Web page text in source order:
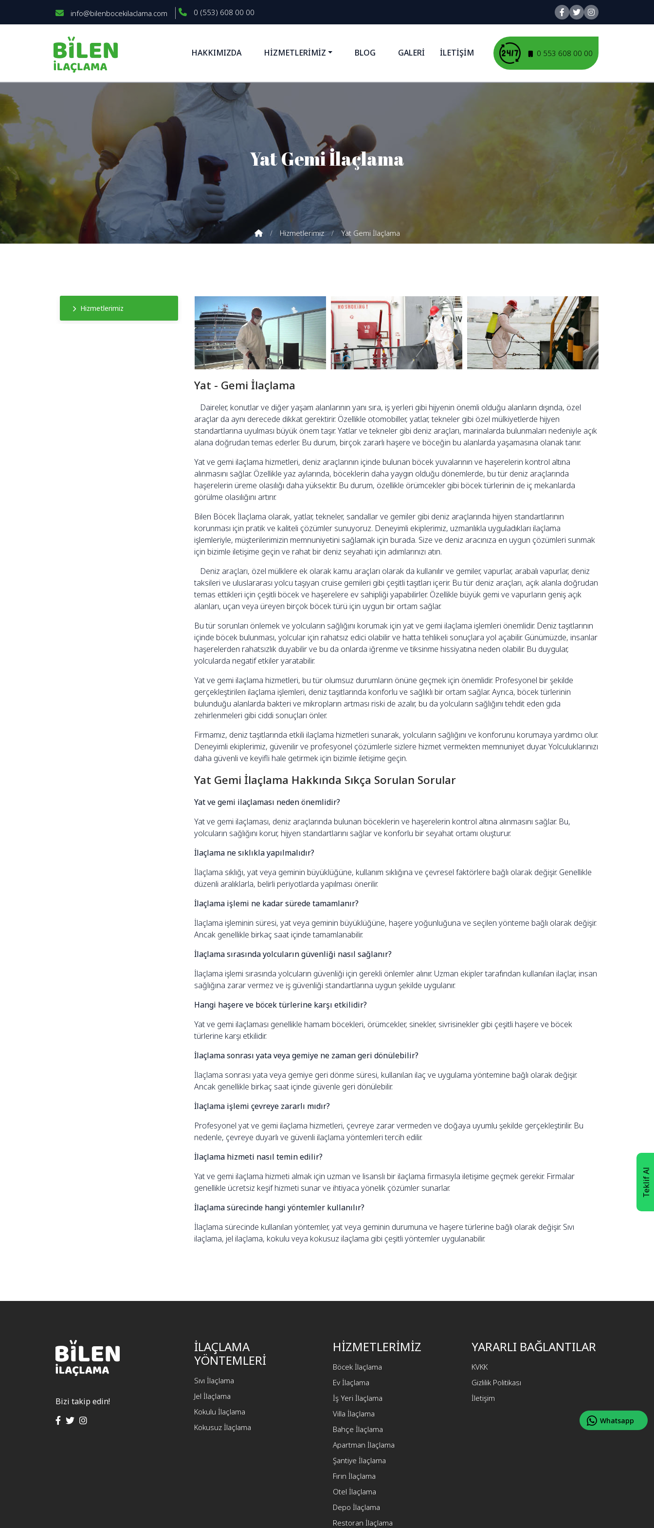
info@bilenbocekilaclama.com 0 (553) 608 00 00
HAKKIMIZDA HİZMETLERİMİZ BLOG GALERİ İLETİŞİM 0 553 608 00 00
Yat Gemi İlaçlama
Hizmetlerimiz Yat Gemi İlaçlama
Hizmetlerimiz
Yat - Gemi İlaçlama
Daireler, konutlar ve diğer yaşam alanlarının yanı sıra, iş yerleri gibi hijyenin önemli olduğu alanların dışında, özel
araçlar da aynı derecede dikkat gerektirir. Özellikle otomobiller, yatlar, tekneler gibi özel mülkiyetlerde hijyen
standartlarına uyulması büyük önem taşır. Yatlar ve tekneler gibi deniz araçları, marinalarda bulunmaları nedeniyle açık
alana doğrudan temas ederler. Bu durum, birçok zararlı haşere ve böceğin bu alanlarda yaşamasına olanak tanır.
Yat ve gemi ilaçlama hizmetleri, deniz araçlarının içinde bulunan böcek yuvalarının ve haşerelerin kontrol altına
alınmasını sağlar. Özellikle yaz aylarında, böceklerin daha yaygın olduğu dönemlerde, bu tür deniz araçlarında
haşerelerin üreme olasılığı daha yüksektir. Bu durum, özellikle örümcekler gibi böcek türlerinin de iç mekanlarda
görülme olasılığını artırır.
Bilen Böcek İlaçlama olarak, yatlar, tekneler, sandallar ve gemiler gibi deniz araçlarında hijyen standartlarının
korunması için pratik ve kaliteli çözümler sunuyoruz. Deneyimli ekiplerimiz, uzmanlıkla uyguladıkları ilaçlama
işlemleriyle, müşterilerimizin memnuniyetini sağlamak için burada. Size ve deniz aracınıza en uygun çözümleri sunmak
için bizimle iletişime geçin ve rahat bir deniz seyahati için adımlarınızı atın.
Deniz araçları, özel mülklere ek olarak kamu araçları olarak da kullanılır ve gemiler, vapurlar, arabalı vapurlar, deniz
taksileri ve uluslararası yolcu taşıyan cruise gemileri gibi çeşitli taşıtları içerir. Bu tür deniz araçları, açık alanla doğrudan
temas ettikleri için çeşitli böcek ve haşerelere ev sahipliği yapabilirler. Özellikle büyük gemi ve vapurların geniş açık
alanları, uçan veya üreyen birçok böcek türü için uygun bir ortam sağlar.
Bu tür sorunları önlemek ve yolcuların sağlığını korumak için yat ve gemi ilaçlama işlemleri önemlidir. Deniz taşıtlarının
içinde böcek bulunması, yolcular için rahatsız edici olabilir ve hatta tehlikeli sonuçlara yol açabilir. Günümüzde, insanlar
haşerelerden rahatsızlık duyabilir ve bu da onlarda iğrenme ve tiksinme hissiyatına neden olabilir. Bu duygular,
yolcularda negatif etkiler yaratabilir.
Yat ve gemi ilaçlama hizmetleri, bu tür olumsuz durumların önüne geçmek için önemlidir. Profesyonel bir şekilde
gerçekleştirilen ilaçlama işlemleri, deniz taşıtlarında konforlu ve sağlıklı bir ortam sağlar. Ayrıca, böcek türlerinin
bulunduğu alanlarda bakteri ve mikropların artması riski de azalır, bu da yolcuların sağlığını tehdit eden gıda
zehirlenmeleri gibi ciddi sonuçları önler.
Firmamız, deniz taşıtlarında etkili ilaçlama hizmetleri sunarak, yolcuların sağlığını ve konforunu korumaya yardımcı olur.
Deneyimli ekiplerimiz, güvenilir ve profesyonel çözümlerle sizlere hizmet vermekten memnuniyet duyar. Yolculuklarınızı
daha güvenli ve keyifli hale getirmek için bizimle iletişime geçin.
Yat Gemi İlaçlama Hakkında Sıkça Sorulan Sorular
Yat ve gemi ilaçlaması neden önemlidir?
Yat ve gemi ilaçlaması, deniz araçlarında bulunan böceklerin ve haşerelerin kontrol altına alınmasını sağlar. Bu,
yolcuların sağlığını korur, hijyen standartlarını sağlar ve konforlu bir seyahat ortamı oluşturur.
İlaçlama ne sıklıkla yapılmalıdır?
İlaçlama sıklığı, yat veya geminin büyüklüğüne, kullanım sıklığına ve çevresel faktörlere bağlı olarak değişir. Genellikle
düzenli aralıklarla, belirli periyotlarda yapılması önerilir.
İlaçlama işlemi ne kadar sürede tamamlanır?
İlaçlama işleminin süresi, yat veya geminin büyüklüğüne, haşere yoğunluğuna ve seçilen yönteme bağlı olarak değişir.
Ancak genellikle birkaç saat içinde tamamlanabilir.
İlaçlama sırasında yolcuların güvenliği nasıl sağlanır?
İlaçlama işlemi sırasında yolcuların güvenliği için gerekli önlemler alınır. Uzman ekipler tarafından kullanılan ilaçlar, insan
sağlığına zarar vermez ve iş güvenliği standartlarına uygun şekilde uygulanır.
Hangi haşere ve böcek türlerine karşı etkilidir?
Yat ve gemi ilaçlaması genellikle hamam böcekleri, örümcekler, sinekler, sivrisinekler gibi çeşitli haşere ve böcek
türlerine karşı etkilidir.
İlaçlama sonrası yata veya gemiye ne zaman geri dönülebilir?
İlaçlama sonrası yata veya gemiye geri dönme süresi, kullanılan ilaç ve uygulama yöntemine bağlı olarak değişir.
Ancak genellikle birkaç saat içinde güvenle geri dönülebilir.
İlaçlama işlemi çevreye zararlı mıdır?
Profesyonel yat ve gemi ilaçlama hizmetleri, çevreye zarar vermeden ve doğaya uyumlu şekilde gerçekleştirilir. Bu
nedenle, çevreye duyarlı ve güvenli ilaçlama yöntemleri tercih edilir.
İlaçlama hizmeti nasıl temin edilir?
Yat ve gemi ilaçlama hizmeti almak için uzman ve lisanslı bir ilaçlama firmasıyla iletişime geçmek gerekir. Firmalar
genellikle ücretsiz keşif hizmeti sunar ve ihtiyaca yönelik çözümler sunarlar.
İlaçlama sürecinde hangi yöntemler kullanılır?
İlaçlama sürecinde kullanılan yöntemler, yat veya geminin durumuna ve haşere türlerine bağlı olarak değişir. Sıvı
ilaçlama, jel ilaçlama, kokulu veya kokusuz ilaçlama gibi çeşitli yöntemler uygulanabilir.
Teklif Al
Whatsapp
Bizi takip edin!
İLAÇLAMA
YÖNTEMLERİ
Sıvı İlaçlama
Jel İlaçlama
Kokulu İlaçlama
Kokusuz İlaçlama
HİZMETLERİMİZ
Böcek İlaçlama
Ev İlaçlama
İş Yeri İlaçlama
Villa İlaçlama
Bahçe İlaçlama
Apartman İlaçlama
Şantiye İlaçlama
Fırın İlaçlama
Otel İlaçlama
Depo İlaçlama
Restoran İlaçlama
YARARLI BAĞLANTILAR
KVKK
Gizlilik Politikası
İletişim